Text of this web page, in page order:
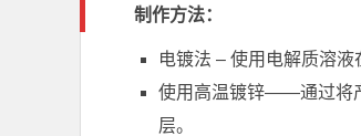
制作方法：
电镀法 – 使用电解质溶液
使用高温镀锌——通过将
层。